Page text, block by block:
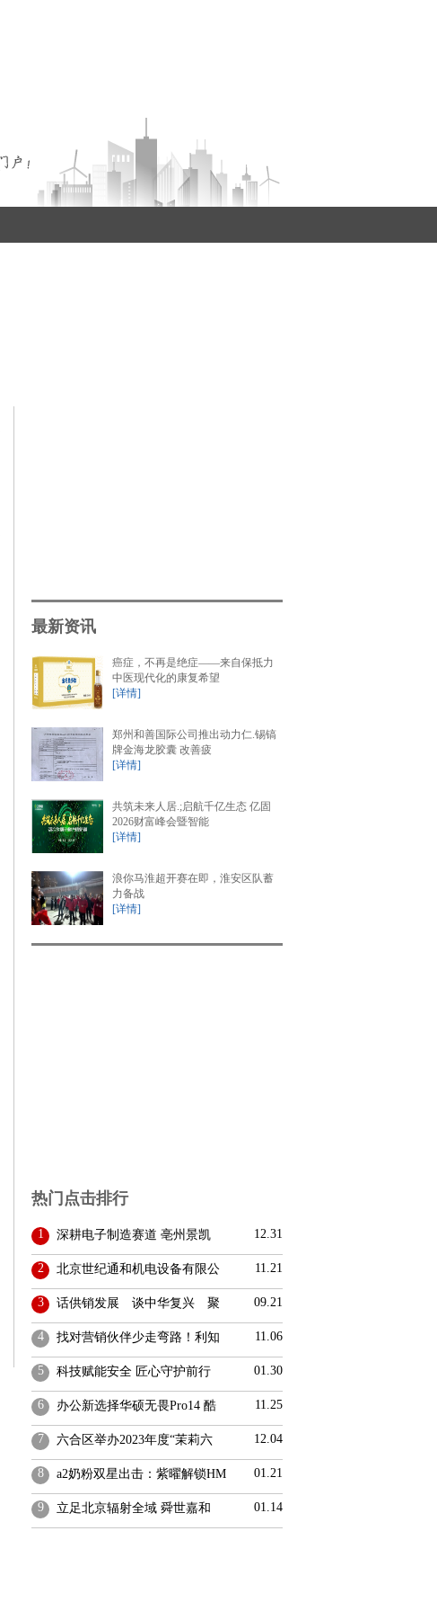
最新资讯
癌症，不再是绝症——来自保抵力
中医现代化的康复希望
[详情]
郑州和善国际公司推出动力仁.锡镐
牌金海龙胶囊 改善疲
[详情]
共筑未来人居.;启航千亿生态 亿固
2026财富峰会暨智能
[详情]
浪你马淮超开赛在即，淮安区队蓄
力备战
[详情]
热门点击排行
1 深耕电子制造赛道 亳州景凯 12.31
2 北京世纪通和机电设备有限公 11.21
3 话供销发展 谈中华复兴 聚 09.21
4 找对营销伙伴少走弯路！利知 11.06
5 科技赋能安全 匠心守护前行 01.30
6 办公新选择华硕无畏Pro14 酷 11.25
7 六合区举办2023年度“茉莉六 12.04
8 a2奶粉双星出击：紫曜解锁HM 01.21
9 立足北京辐射全域 舜世嘉和 01.14